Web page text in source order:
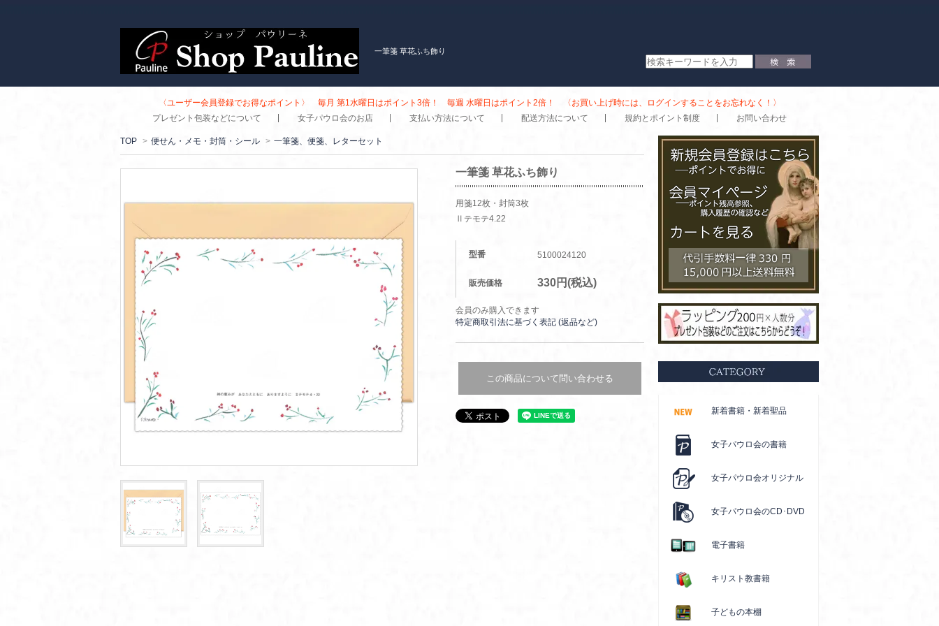
一筆箋 草花ふち飾り
〈ユーザー会員登録でお得なポイント〉 毎月 第1水曜日はポイント3倍！ 毎週 水曜日はポイント2倍！ 〈お買い上げ時には、ログインすることをお忘れなく！〉
プレゼント包装などについて
女子パウロ会のお店 支払い方法について 配送方法について 規約とポイント制度 お問い合わせ
TOP > 便せん・メモ・封筒・シール > 一筆箋、便箋、レターセット
一筆箋 草花ふち飾り
用箋12枚・封筒3枚
Ⅱテモテ4.22
型番 5100024120
販売価格 330円(税込)
会員のみ購入できます
特定商取引法に基づく表記 (返品など)
この商品について問い合わせる
新着書籍・新着聖品
女子パウロ会の書籍
女子パウロ会オリジナル
女子パウロ会のCD･DVD
電子書籍
キリスト教書籍
子どもの本棚